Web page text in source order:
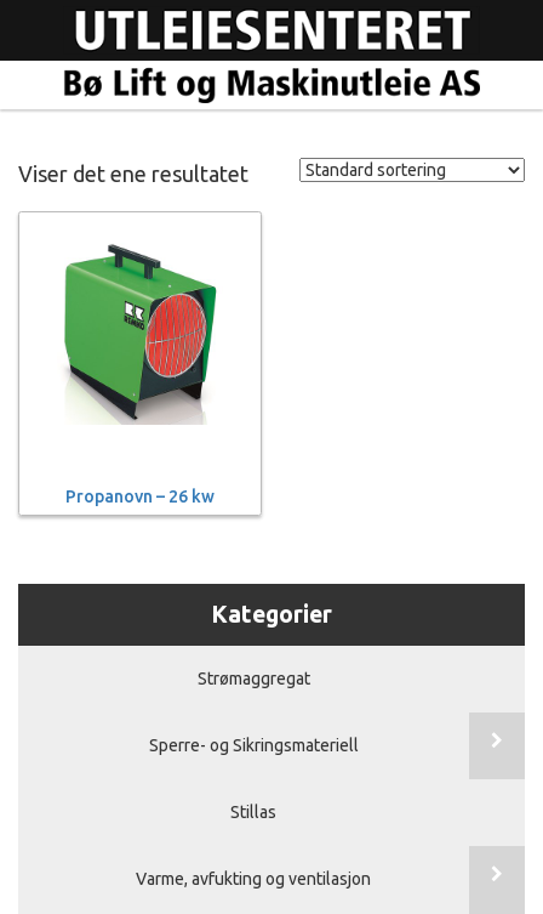
Viser det ene resultatet
Propanovn – 26 kw
Kategorier
Strømaggregat
Sperre- og Sikringsmateriell
Stillas
Varme, avfukting og ventilasjon